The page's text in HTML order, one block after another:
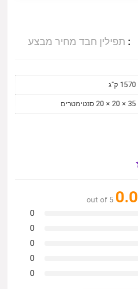
תפילין חבד מחיר מבצע
1570 ק"ג
35 × 20 × 20 סנטימטרים
0.0
out of 5
0
0
0
0
0